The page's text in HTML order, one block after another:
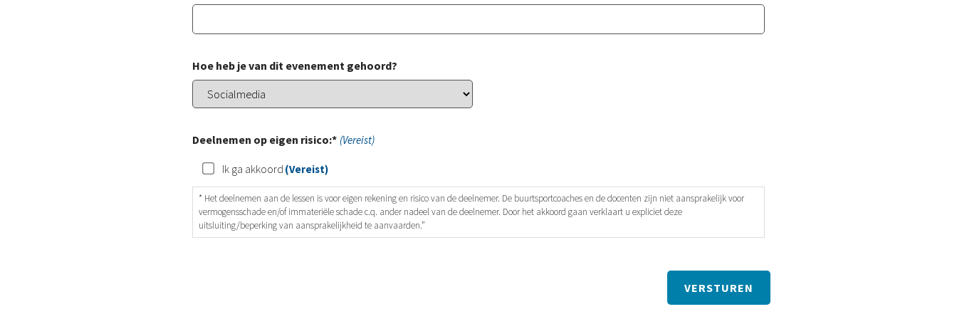
Hoe heb je van dit evenement gehoord?
Deelnemen op eigen risico:* (Vereist)
Ik ga akkoord (Vereist)
* Het deelnemen aan de lessen is voor eigen rekening en risico van de deelnemer. De buurtsportcoaches en de docenten zijn niet aansprakelijk voor
vermogensschade en/of immateriële schade c.q. ander nadeel van de deelnemer. Door het akkoord gaan verklaart u expliciet deze
uitsluiting/beperking van aansprakelijkheid te aanvaarden.”